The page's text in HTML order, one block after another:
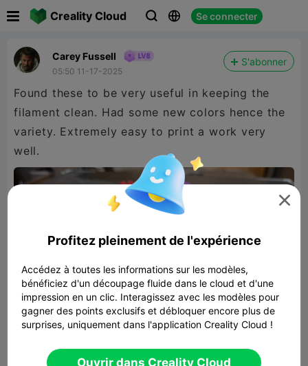
Creality Cloud   Se connecter
Carey Fussell
05:50 11-17-2025
S'abonner
Found these to be very useful in keeping the
filament clean. Had some new colors hence the
variety. Extremely easy to print a work very
well.
filter filament

Profitez pleinement de l'expérience
Accédez à toutes les informations sur les modèles,
bénéficiez d'un découpage fluide dans le cloud et d'une
impression en un clic. Interagissez avec les modèles pour
gagner des points exclusifs et débloquer encore plus de
surprises, uniquement dans l'application Creality Cloud !
Ouvrir dans Creality Cloud